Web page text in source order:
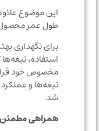
این موضوع علاوه
طول عمر محصول
برای نگهداری بهتر
استفاده، تیغه‌ها
مخصوص خود قرار
تیغه‌ها و عملکرد
همراهی مطمئن برای